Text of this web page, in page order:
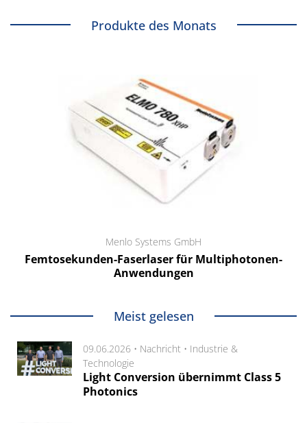
Produkte des Monats
Menlo Systems GmbH
Femtosekunden-Faserlaser für Multiphotonen-
Anwendungen
Meist gelesen
09.06.2026 • Nachricht • Industrie &
Technologie
Light Conversion übernimmt Class 5
Photonics